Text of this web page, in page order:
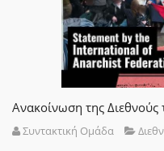
Ανακοίνωση της
Συντακτική Ομάδα